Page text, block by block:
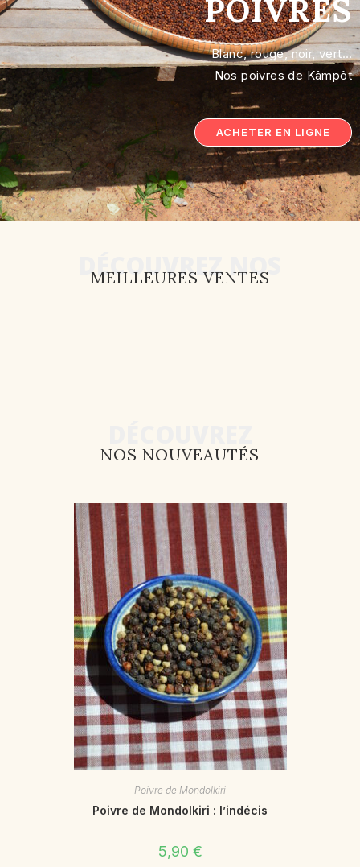
POIVRES
Blanc, rouge, noir, vert…
Nos poivres de Kâmpôt
ACHETER EN LIGNE
DÉCOUVREZ NOS
MEILLEURES VENTES
NOS NOUVEAUTÉS
Poivre de Mondolkiri
Poivre de Mondolkiri : l’indécis
5,90 €